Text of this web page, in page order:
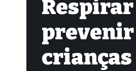
prevenir
crianças